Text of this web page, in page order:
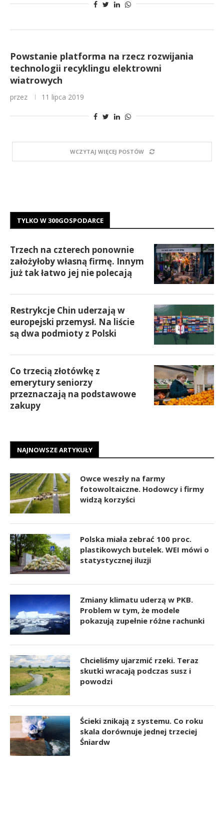
Powstanie platforma na rzecz rozwijania
technologii recyklingu elektrowni
wiatrowych
przez 11 lipca 2019
WCZYTAJ WIĘCEJ POSTÓW
TYLKO W 300GOSPODARCE
Trzech na czterech ponownie
założyłoby własną firmę. Innym
już tak łatwo jej nie polecają
Restrykcje Chin uderzają w
europejski przemysł. Na liście
są dwa podmioty z Polski
Co trzecią złotówkę z
emerytury seniorzy
przeznaczają na podstawowe
zakupy
NAJNOWSZE ARTYKUŁY
Owce weszły na farmy
fotowoltaiczne. Hodowcy i firmy
widzą korzyści
Polska miała zebrać 100 proc.
plastikowych butelek. WEI mówi o
statystycznej iluzji
Zmiany klimatu uderzą w PKB.
Problem w tym, że modele
pokazują zupełnie różne rachunki
Chcieliśmy ujarzmić rzeki. Teraz
skutki wracają podczas susz i
powodzi
Ścieki znikają z systemu. Co roku
skala dorównuje jednej trzeciej
Śniardw